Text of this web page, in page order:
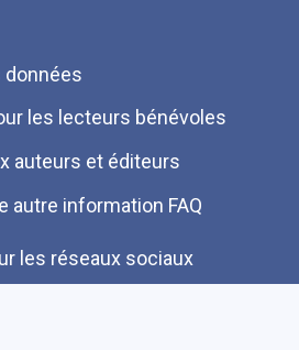
données
les lecteurs bénévoles
auteurs et éditeurs
autre information FAQ
les réseaux sociaux